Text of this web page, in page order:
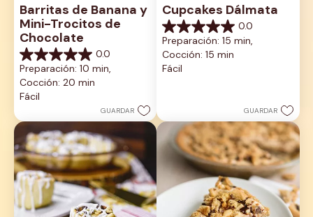
Barritas de Banana y
Mini-Trocitos de
Chocolate
0.0
0.0
de
5
estrellas.
Preparación: 10 min,
Cocción: 20 min
Fácil
GUARDAR
Cupcakes Dálmata
0.0
0.0
de
5
estrellas.
Preparación: 15 min,
Cocción: 15 min
Fácil
GUARDAR